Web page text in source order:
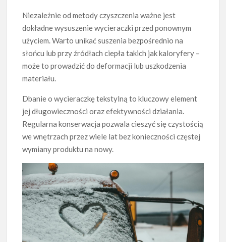
Niezależnie od metody czyszczenia ważne jest
dokładne wysuszenie wycieraczki przed ponownym
użyciem. Warto unikać suszenia bezpośrednio na
słońcu lub przy źródłach ciepła takich jak kaloryfery –
może to prowadzić do deformacji lub uszkodzenia
materiału.
Dbanie o wycieraczkę tekstylną to kluczowy element
jej długowieczności oraz efektywności działania.
Regularna konserwacja pozwala cieszyć się czystością
we wnętrzach przez wiele lat bez konieczności częstej
wymiany produktu na nowy.